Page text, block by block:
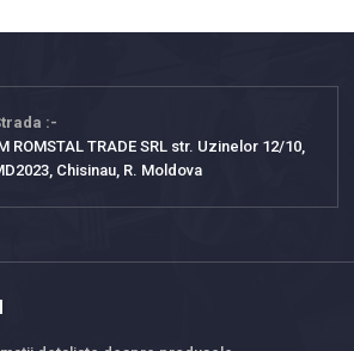
ROMSTAL TRADE SRL str. Uzinelor 12/10,
Chisinau, R. Moldova